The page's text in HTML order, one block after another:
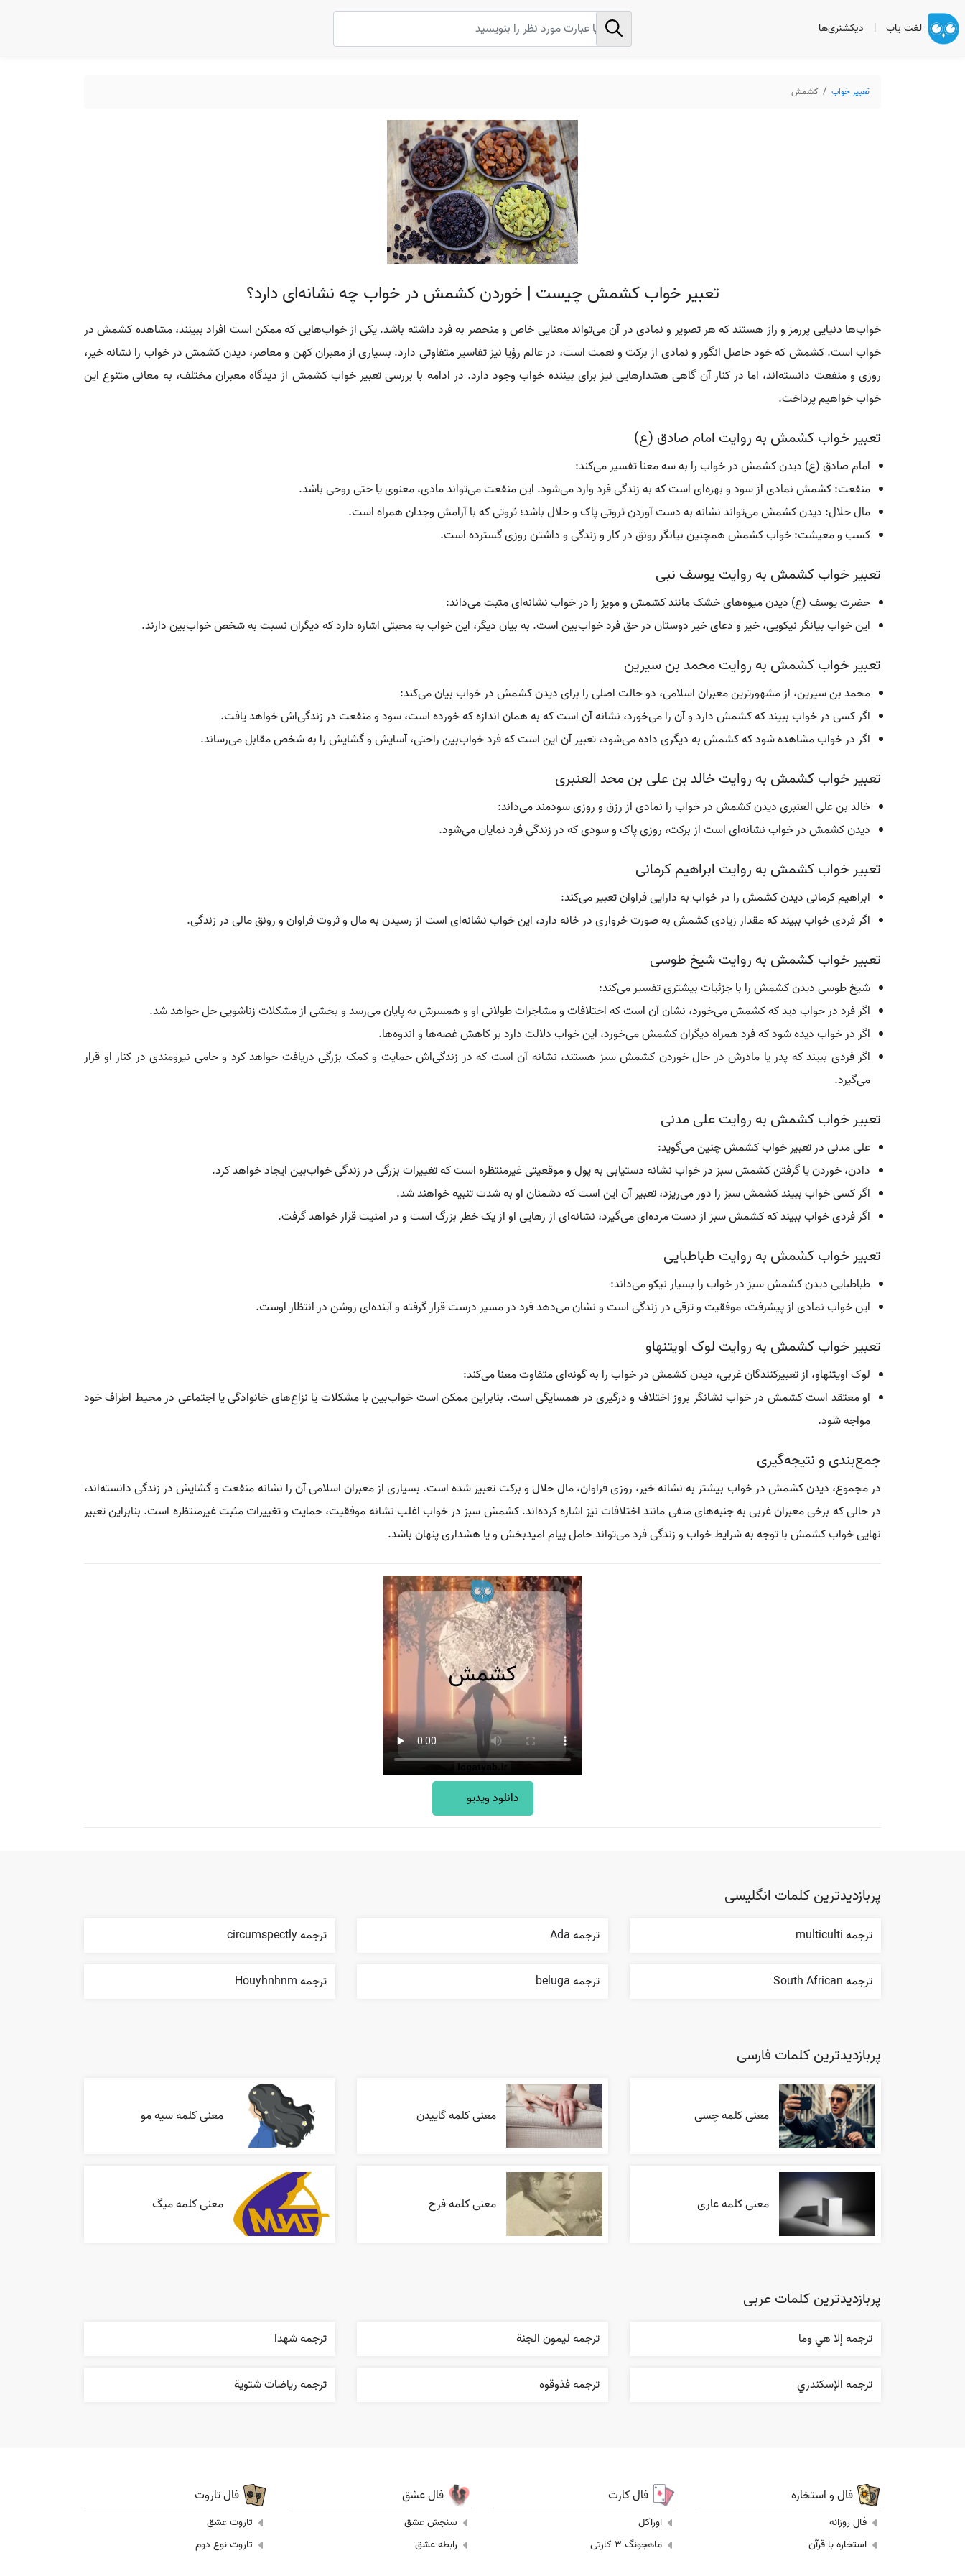
لغت یاب | دیکشنری‌ها
تعبیر خواب کشمش
تعبیر خواب کشمش چیست | خوردن کشمش در خواب چه نشانه‌ای دارد؟
خواب‌ها دنیایی پررمز و راز هستند که هر تصویر و نمادی در آن می‌تواند معنایی خاص و منحصر به فرد داشته باشد. یکی از خواب‌هایی که ممکن است افراد ببینند، مشاهده کشمش در
خواب است. کشمش که خود حاصل انگور و نمادی از برکت و نعمت است، در عالم رؤیا نیز تفاسیر متفاوتی دارد. بسیاری از معبران کهن و معاصر، دیدن کشمش در خواب را نشانه خیر،
روزی و منفعت دانسته‌اند، اما در کنار آن گاهی هشدارهایی نیز برای بیننده خواب وجود دارد. در ادامه با بررسی تعبیر خواب کشمش از دیدگاه معبران مختلف، به معانی متنوع این
خواب خواهیم پرداخت.
تعبیر خواب کشمش به روایت امام صادق (ع)
امام صادق (ع) دیدن کشمش در خواب را به سه معنا تفسیر می‌کند:
منفعت: کشمش نمادی از سود و بهره‌ای است که به زندگی فرد وارد می‌شود. این منفعت می‌تواند مادی، معنوی یا حتی روحی باشد.
مال حلال: دیدن کشمش می‌تواند نشانه به دست آوردن ثروتی پاک و حلال باشد؛ ثروتی که با آرامش وجدان همراه است.
کسب و معیشت: خواب کشمش همچنین بیانگر رونق در کار و زندگی و داشتن روزی گسترده است.
تعبیر خواب کشمش به روایت یوسف نبی
حضرت یوسف (ع) دیدن میوه‌های خشک مانند کشمش و مویز را در خواب نشانه‌ای مثبت می‌داند:
این خواب بیانگر نیکویی، خیر و دعای خیر دوستان در حق فرد خواب‌بین است. به بیان دیگر، این خواب به محبتی اشاره دارد که دیگران نسبت به شخص خواب‌بین دارند.
تعبیر خواب کشمش به روایت محمد بن سیرین
محمد بن سیرین، از مشهورترین معبران اسلامی، دو حالت اصلی را برای دیدن کشمش در خواب بیان می‌کند:
اگر کسی در خواب ببیند که کشمش دارد و آن را می‌خورد، نشانه آن است که به همان اندازه که خورده است، سود و منفعت در زندگی‌اش خواهد یافت.
اگر در خواب مشاهده شود که کشمش به دیگری داده می‌شود، تعبیر آن این است که فرد خواب‌بین راحتی، آسایش و گشایش را به شخص مقابل می‌رساند.
تعبیر خواب کشمش به روایت خالد بن علی بن محد العنبری
خالد بن علی العنبری دیدن کشمش در خواب را نمادی از رزق و روزی سودمند می‌داند:
دیدن کشمش در خواب نشانه‌ای است از برکت، روزی پاک و سودی که در زندگی فرد نمایان می‌شود.
تعبیر خواب کشمش به روایت ابراهیم کرمانی
ابراهیم کرمانی دیدن کشمش را در خواب به دارایی فراوان تعبیر می‌کند:
اگر فردی خواب ببیند که مقدار زیادی کشمش به صورت خرواری در خانه دارد، این خواب نشانه‌ای است از رسیدن به مال و ثروت فراوان و رونق مالی در زندگی.
تعبیر خواب کشمش به روایت شیخ طوسی
شیخ طوسی دیدن کشمش را با جزئیات بیشتری تفسیر می‌کند:
اگر فرد در خواب دید که کشمش می‌خورد، نشان آن است که اختلافات و مشاجرات طولانی او و همسرش به پایان می‌رسد و بخشی از مشکلات زناشویی حل خواهد شد.
اگر در خواب دیده شود که فرد همراه دیگران کشمش می‌خورد، این خواب دلالت دارد بر کاهش غصه‌ها و اندوه‌ها.
اگر فردی ببیند که پدر یا مادرش در حال خوردن کشمش سبز هستند، نشانه آن است که در زندگی‌اش حمایت و کمک بزرگی دریافت خواهد کرد و حامی نیرومندی در کنار او قرار
می‌گیرد.
تعبیر خواب کشمش به روایت علی مدنی
علی مدنی در تعبیر خواب کشمش چنین می‌گوید:
دادن، خوردن یا گرفتن کشمش سبز در خواب نشانه دستیابی به پول و موقعیتی غیرمنتظره است که تغییرات بزرگی در زندگی خواب‌بین ایجاد خواهد کرد.
اگر کسی خواب ببیند کشمش سبز را دور می‌ریزد، تعبیر آن این است که دشمنان او به شدت تنبیه خواهند شد.
اگر فردی خواب ببیند که کشمش سبز از دست مرده‌ای می‌گیرد، نشانه‌ای از رهایی او از یک خطر بزرگ است و در امنیت قرار خواهد گرفت.
تعبیر خواب کشمش به روایت طباطبایی
طباطبایی دیدن کشمش سبز در خواب را بسیار نیکو می‌داند:
این خواب نمادی از پیشرفت، موفقیت و ترقی در زندگی است و نشان می‌دهد فرد در مسیر درست قرار گرفته و آینده‌ای روشن در انتظار اوست.
تعبیر خواب کشمش به روایت لوک اویتنهاو
لوک اویتنهاو، از تعبیرکنندگان غربی، دیدن کشمش در خواب را به گونه‌ای متفاوت معنا می‌کند:
او معتقد است کشمش در خواب نشانگر بروز اختلاف و درگیری در همسایگی است. بنابراین ممکن است خواب‌بین با مشکلات یا نزاع‌های خانوادگی یا اجتماعی در محیط اطراف خود
مواجه شود.
جمع‌بندی و نتیجه‌گیری
در مجموع، دیدن کشمش در خواب بیشتر به نشانه خیر، روزی فراوان، مال حلال و برکت تعبیر شده است. بسیاری از معبران اسلامی آن را نشانه منفعت و گشایش در زندگی دانسته‌اند،
در حالی که برخی معبران غربی به جنبه‌های منفی مانند اختلافات نیز اشاره کرده‌اند. کشمش سبز در خواب اغلب نشانه موفقیت، حمایت و تغییرات مثبت غیرمنتظره است. بنابراین تعبیر
نهایی خواب کشمش با توجه به شرایط خواب و زندگی فرد می‌تواند حامل پیام امیدبخش و یا هشداری پنهان باشد.
دانلود ویدیو
پربازدیدترین کلمات انگلیسی
ترجمه multiculti ترجمه Ada ترجمه circumspectly
ترجمه South African ترجمه beluga ترجمه Houyhnhnm
پربازدیدترین کلمات فارسی
معنی کلمه چسی معنی کلمه گاییدن معنی کلمه سیه مو
معنی کلمه عاری معنی کلمه فرح معنی کلمه میگ
پربازدیدترین کلمات عربی
ترجمه إلا هي وما ترجمه ليمون الجنة ترجمه شهدا
ترجمه الإسکندري ترجمه فذوقوه ترجمه رياضات شتوية
فال و استخاره
فال روزانه
استخاره با قرآن
فال کارت
اوراکل
ماهجونگ 3 کارتی
فال عشق
سنجش عشق
رابطه عشق
فال تاروت
تاروت عشق
تاروت نوع دوم